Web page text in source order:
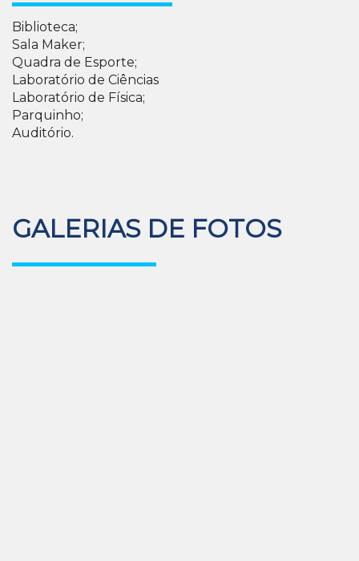
Biblioteca;
Sala Maker;
Quadra de Esporte;
Laboratório de Ciências
Laboratório de Física;
Parquinho;
Auditório.
GALERIAS DE FOTOS